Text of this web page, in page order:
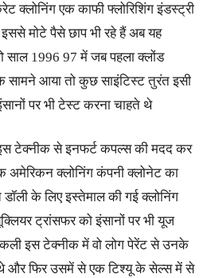
क्लोनिंग एक काफी फ्लोरिशिंग इंडस्ट्री
मोटे पैसे छाप भी रहे हैं अब यह
साल 1996 97 में जब पहला क्लोंड
सामने आया तो कुछ साइंटिस्ट तुरंत इसी
पर भी टेस्ट करना चाहते थे
टेक्नीक से इनफर्ट कपल्स की मदद कर
अमेरिकन क्लोनिंग कंपनी क्लोनेट का
के लिए इस्तेमाल की गई क्लोनिंग
ट्रांसफर को इंसानों पर भी यूज
इस टेक्नीक में वो लोग पेरेंट से उनके
फिर उसमें से एक टिश्यू के सेल्स में से